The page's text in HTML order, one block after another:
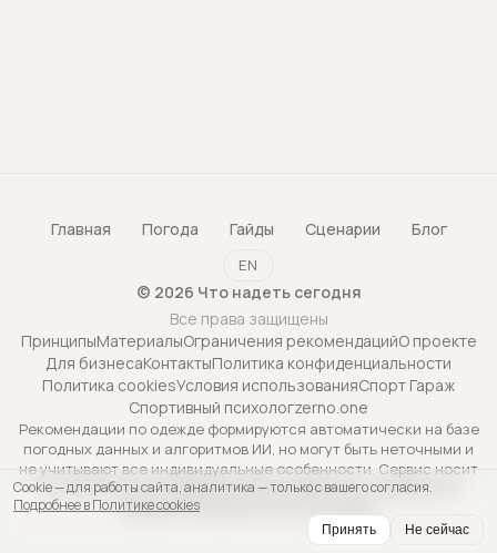
Главная Погода Гайды Сценарии Блог
EN
© 2026 Что надеть сегодня
Все права защищены
ПринципыМатериалыОграничения рекомендацийО проекте
Для бизнесаКонтактыПолитика конфиденциальности
Политика cookiesУсловия использованияСпорт Гараж
Спортивный психологzerno.one
Рекомендации по одежде формируются автоматически на базе
погодных данных и алгоритмов ИИ, но могут быть неточными и
не учитывают все индивидуальные особенности. Сервис носит
исключительно информационный характер и не является
профессиональной консультацией.
Cookie — для работы сайта, аналитика — только с вашего согласия.
Подробнее в Политике cookies
Принять Не сейчас